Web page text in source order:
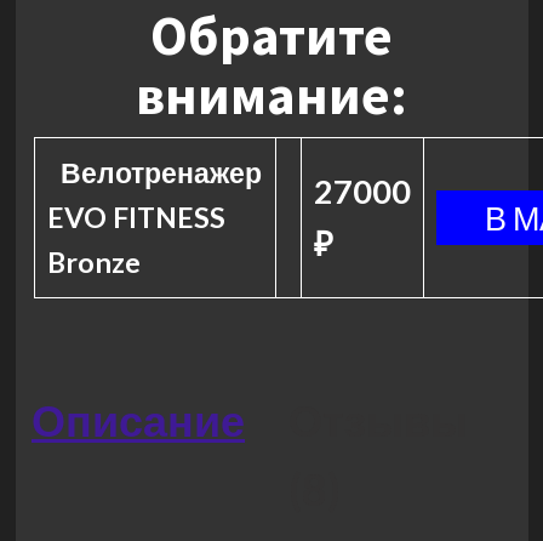
Обратите
внимание:
Велотренажер
EVO FITNESS
Bronze
27000
₽
Описание